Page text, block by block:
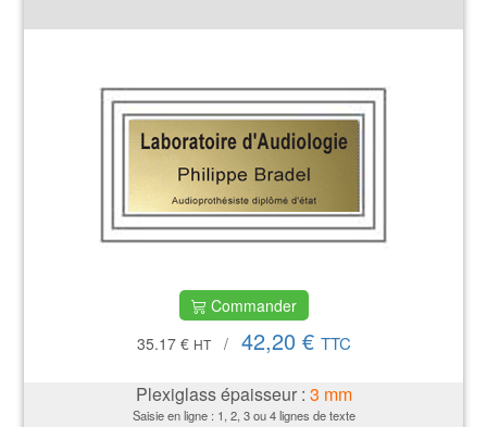
Commander
35.17 € HT / 42,20 € TTC
Plexiglass épaisseur : 3 mm
Saisie en ligne : 1, 2, 3 ou 4 lignes de texte